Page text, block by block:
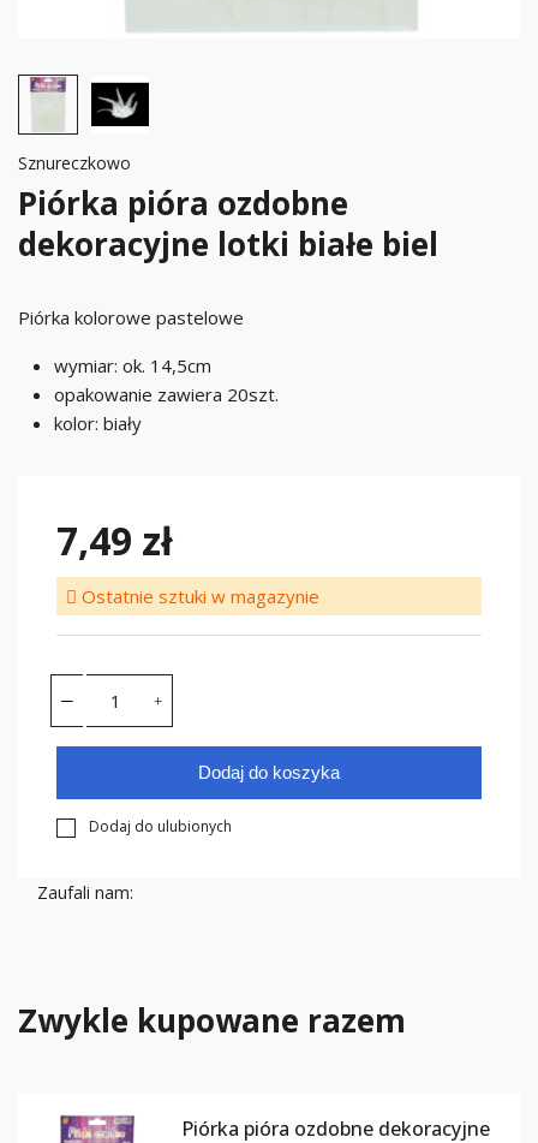
Sznureczkowo
Piórka pióra ozdobne
dekoracyjne lotki białe biel
Piórka kolorowe pastelowe
wymiar: ok. 14,5cm
opakowanie zawiera 20szt.
kolor: biały
7,49 zł
Ostatnie sztuki w magazynie
Dodaj do koszyka
Dodaj do ulubionych
Zaufali nam:
Zwykle kupowane razem
Piórka pióra ozdobne dekoracyjne